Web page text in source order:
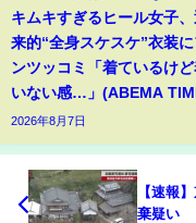
キムキすぎるヒール女子
来的“全身スケスケ”衣装に
ンツッコミ「着ているけど
いない感…」(ABEMA
2026年8月7日
【速報
棄疑い